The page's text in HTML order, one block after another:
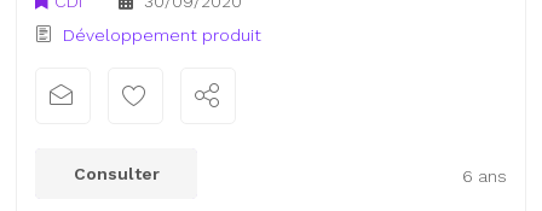
Développement produit
6 ans
Consulter